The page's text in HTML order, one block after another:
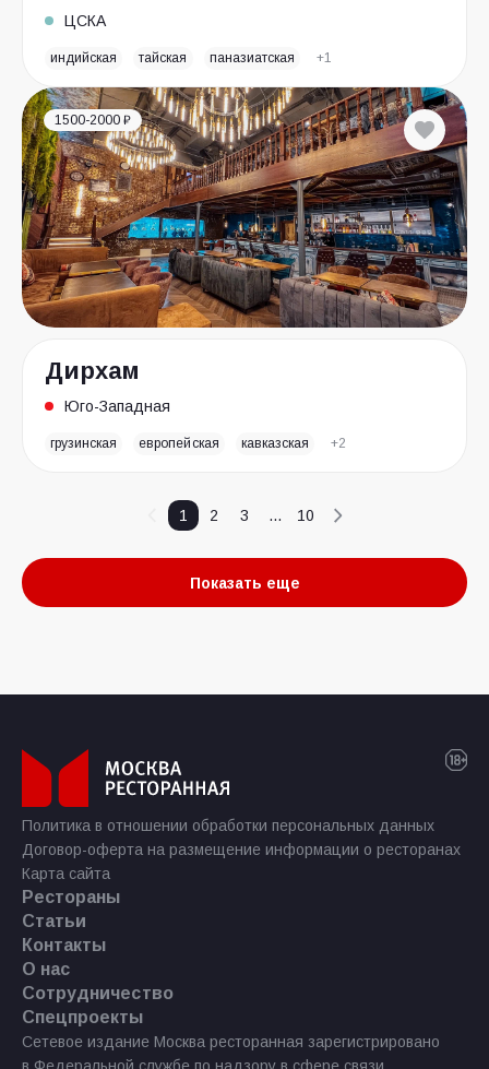
ЦСКА
индийская тайская паназиатская +1
1500-2000 ₽
Дирхам
Юго-Западная
грузинская европейская кавказская +2
1 2 3 ... 10
Показать еще
Политика в отношении обработки персональных данных
Договор-оферта на размещение информации о ресторанах
Карта сайта
Рестораны
Статьи
Контакты
О нас
Сотрудничество
Спецпроекты
Сетевое издание Москва ресторанная зарегистрировано